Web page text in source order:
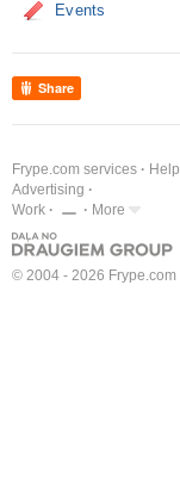
Events
Share
Frype.com services Help
Advertising
Work
More
© 2004 - 2026 Frype.com